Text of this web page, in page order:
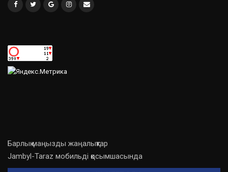
Барлық маңызды жаңалықтар
Jambyl-Taraz мобильді қосымшасында